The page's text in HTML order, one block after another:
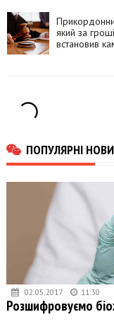
який за
встановив
ПОПУЛЯРНІ
02.05.2017 11:30
Розшифровуємо